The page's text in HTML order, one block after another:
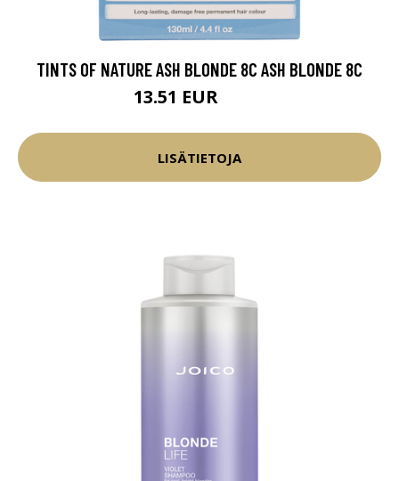
TINTS OF NATURE ASH BLONDE 8C ASH BLONDE 8C
13.51 EUR
LISÄTIETOJA